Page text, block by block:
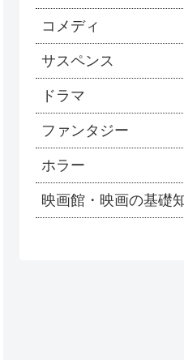
コメディ
サスペンス
ドラマ
ファンタジー
ホラー
映画館・映画の基礎